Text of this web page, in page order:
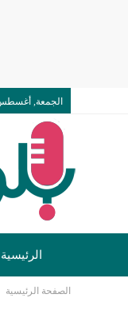
الجمعة, أغسطس 7,
الرئيسية
الصفحة الرئيسية